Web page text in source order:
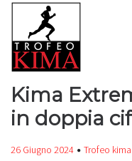
Kima
in doppia
26 Giugno 2024 Trofeo